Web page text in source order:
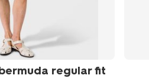
regular fit